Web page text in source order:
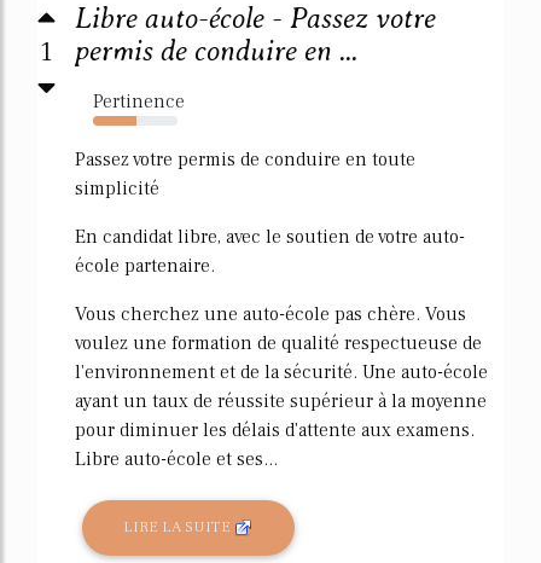
1
Libre auto-école - Passez votre
permis de conduire en ...
Pertinence
51%
Passez votre permis de conduire en toute
simplicité
En candidat libre, avec le soutien de votre auto-
école partenaire.
Vous cherchez une auto-école pas chère. Vous
voulez une formation de qualité respectueuse de
l'environnement et de la sécurité. Une auto-école
ayant un taux de réussite supérieur à la moyenne
pour diminuer les délais d'attente aux examens.
Libre auto-école et ses...
LIRE LA SUITE